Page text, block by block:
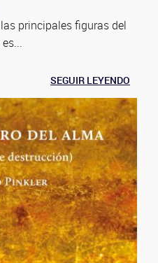
principales figuras del
SEGUIR LEYENDO